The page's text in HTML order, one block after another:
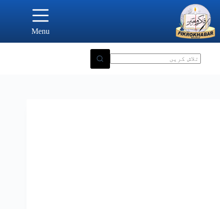
content
Menu